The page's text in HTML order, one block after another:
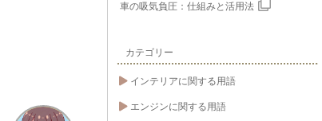
車の吸気負圧：仕組みと活用法
カテゴリー
インテリアに関する用語
エンジンに関する用語